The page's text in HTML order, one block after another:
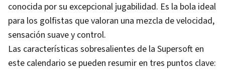
conocida por su excepcional jugabilidad. Es la bola ideal
para los golfistas que valoran una mezcla de velocidad,
sensación suave y control.
Las características sobresalientes de la Supersoft en
este calendario se pueden resumir en tres puntos clave: